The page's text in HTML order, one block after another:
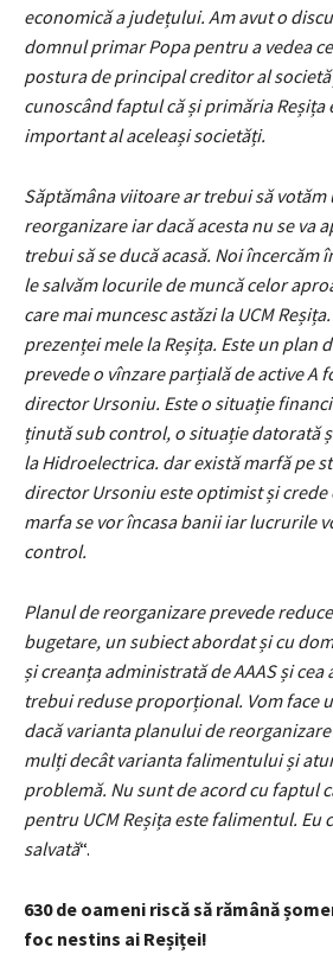
economică a județului. Am avut o
domnul primar Popa pentru a vedea
postura de principal creditor al
cunoscând faptul că și primăria Reșița
important al aceleași societăți.
Săptămâna viitoare ar trebui să votăm
reorganizare iar dacă acesta nu se va
trebui să se ducă acasă. Noi încercăm
le salvăm locurile de muncă celor
care mai muncesc astăzi la UCM
prezenței mele la Reșița. Este un plan
prevede o vînzare parțială de active A
director Ursoniu. Este o situație
ținută sub control, o situație datorată
la Hidroelectrica. dar există marfă pe
director Ursoniu este optimist și crede
marfa se vor încasa banii iar lucrurile
control.
Planul de reorganizare prevede
bugetare, un subiect abordat și cu
și creanța administrată de AAAS și cea
trebui reduse proporțional. Vom face
dacă varianta planului de
mulți decât varianta falimentului și
problemă. Nu sunt de acord cu faptul
pentru UCM Reșița este falimentul. Eu
salvată“.
630 de oameni riscă să rămână
foc nestins ai Reșiței!